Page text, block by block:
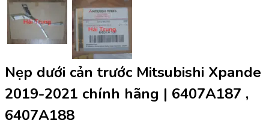
Nẹp dưới cản trước Mitsubishi Xpande
2019-2021 chính hãng | 6407A187 ,
6407A188